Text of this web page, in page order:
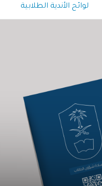
لوائح الأندية الطلابية